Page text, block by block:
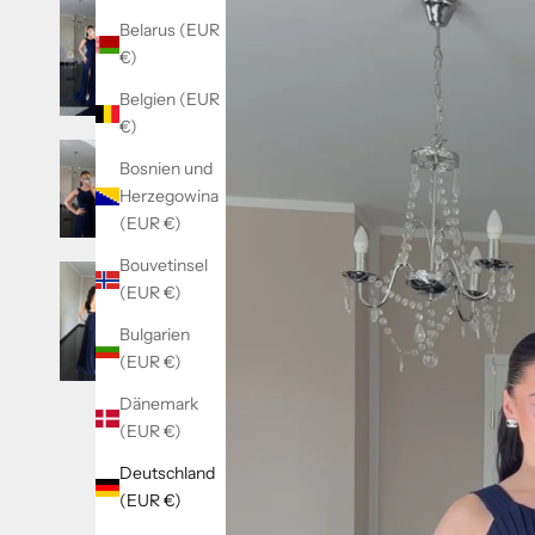
Belarus (EUR
€)
Belgien (EUR
€)
Bosnien und
Herzegowina
(EUR €)
Bouvetinsel
(EUR €)
Bulgarien
(EUR €)
Dänemark
(EUR €)
Deutschland
(EUR €)